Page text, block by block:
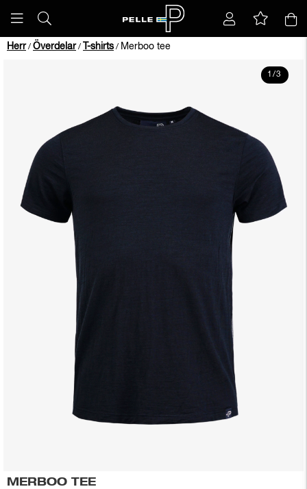
Herr/ Överdelar/ T-shirts / Merboo tee
1/3
MERBOO TEE